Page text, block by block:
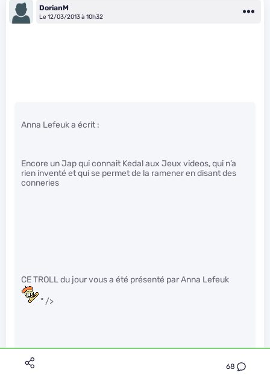
68
DorianM
Le 12/03/2013 à 10h32
Anna Lefeuk a écrit :
Encore un Jap qui connait Kedal aux Jeux videos, qui n’a
rien inventé et qui se permet de la ramener en disant des
conneries
CE TROLL du jour vous a été présenté par Anna Lefeuk
" />